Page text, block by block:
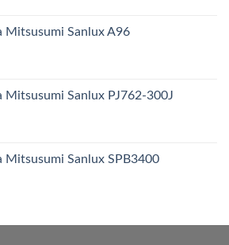
Mitsusumi Sanlux A96
Mitsusumi Sanlux PJ762-300J
Mitsusumi Sanlux SPB3400